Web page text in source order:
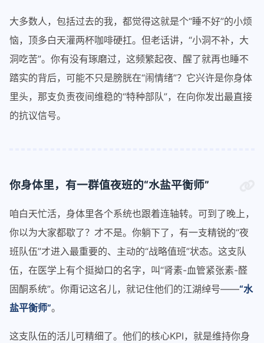
大多数人，包括过去的我，都觉得这就是个“睡不好”的小烦
恼，顶多白天灌两杯咖啡硬扛。但老话讲，“小洞不补，大
洞吃苦”。你有没有琢磨过，这频繁起夜、醒了就再也睡不
踏实的背后，可能不只是膀胱在“闹情绪”？它兴许是你身体
里头，那支负责夜间维稳的“特种部队”，在向你发出最直接
的抗议信号。
你身体里，有一群值夜班的“水盐平衡师”
咱白天忙活，身体里各个系统也跟着连轴转。可到了晚上，
你以为大家都歇了？才不是。你躺下了，有一支精锐的“夜
班队伍”才进入最重要的、主动的“战略值班”状态。这支队
伍，在医学上有个挺拗口的名字，叫“肾素-血管紧张素-醛
固酮系统”。你甭记这名儿，就记住他们的江湖绰号——“水
盐平衡师”。
这支队伍的活儿可精细了。他们的核心KPI，就是维持你身